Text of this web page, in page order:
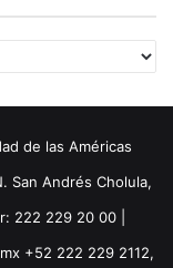
de las Américas
San Andrés Cholula,
222 229 20 00 |
+52 222 229 2112,